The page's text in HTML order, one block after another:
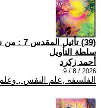
(39)
سلطة التأويل
أحمد زكرد
2026 / 8 / 9
الفلسفة ,علم النفس , وعلم